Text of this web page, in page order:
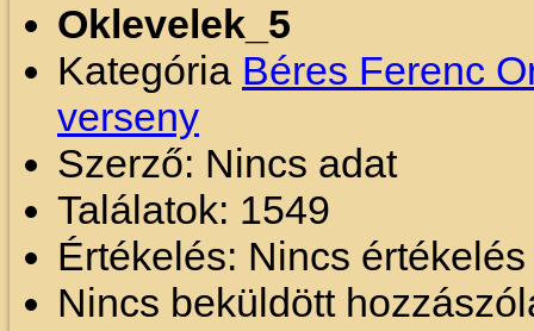
Oklevelek_5
Kategória Béres Ferenc
verseny
Szerző: Nincs adat
Találatok: 1549
Értékelés: Nincs
Nincs beküldött